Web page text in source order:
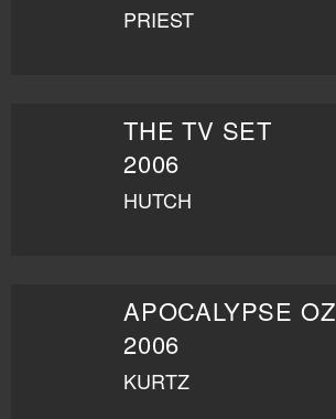
PRIEST
THE TV SET
2006
HUTCH
APOCALYPSE OZ
2006
KURTZ